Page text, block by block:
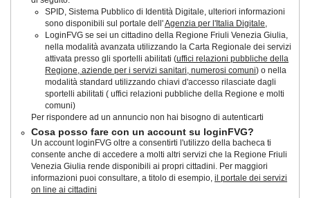
SPID, Sistema Pubblico di Identità Digitale, ulteriori informazioni
sono disponibili sul portale dell'Agenzia per l'Italia Digitale,
LoginFVG se sei un cittadino della Regione Friuli Venezia Giulia,
nella modalità avanzata utilizzando la Carta Regionale dei servizi
attivata presso gli sportelli abilitati (uffici relazioni pubbliche della
Regione, aziende per i servizi sanitari, numerosi comuni) o nella
modalità standard utilizzando chiavi d'accesso rilasciate dagli
sportelli abilitati ( uffici relazioni pubbliche della Regione e molti
comuni)
Per rispondere ad un annuncio non hai bisogno di autenticarti
Cosa posso fare con un account su loginFVG?
Un account loginFVG oltre a consentirti l'utilizzo della bacheca ti
consente anche di accedere a molti altri servizi che la Regione Friuli
Venezia Giulia rende disponibili ai propri cittadini. Per maggiori
informazioni puoi consultare, a titolo di esempio, il portale dei servizi
on line ai cittadini